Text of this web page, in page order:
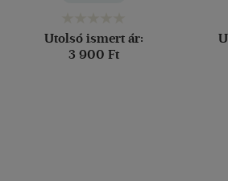
Utolsó ismert ár:
3 900 Ft